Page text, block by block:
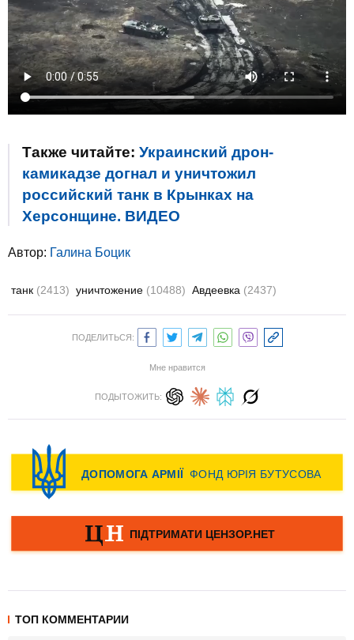
Также читайте: Украинский дрон-
камикадзе догнал и уничтожил
российский танк в Крынках на
Херсонщине. ВИДЕО
Автор: Галина Боцик
танк (2413) уничтожение (10488) Авдеевка (2437)
ПОДЕЛИТЬСЯ:
Мне нравится
ПОДЫТОЖИТЬ:
ТОП КОММЕНТАРИИ